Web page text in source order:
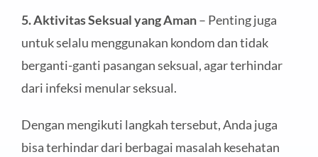
5. Aktivitas Seksual yang Aman– Penting juga
untuk selalu menggunakan kondom dan tidak
berganti-ganti pasangan seksual, agar terhindar
dari infeksi menular seksual.
Dengan mengikuti langkah tersebut, Anda juga
bisa terhindar dari berbagai masalah kesehatan